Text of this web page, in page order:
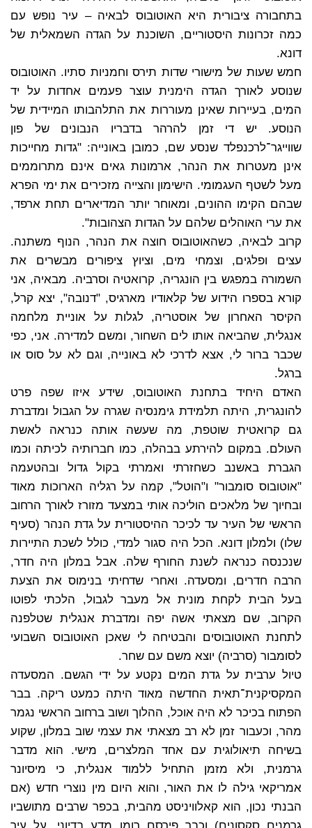
בתחבורה ציבורית היא האוטובוס לבאיה – עיר נופש עם
כמה זכרונות היסטוריים, השוכנת על הגדה השמאלית של
דונא.
חמש שעות של מישורי שדות תירס וחמניות סתיו. האוטובוס
שנוסע לאורך הגדה הימנית עוצר פעמים אחדות על יד
המים, בעיירות שאינן מעוררות את התלהבותו המיידית של
הנוסע. יש די זמן להרהר בדבריו הנבונים של פון
שווייגר־לרכנפלד שנסע שם, כמובן באונייה: "גדות מחייכות
אינן מעטרות את הנהר, ארמונות גאים אינם מתרוממים
מעל לשטף העגמומי. הישימון והצייה מזכירים את ימי הפרא
שבהם הקימו ההונים, ומאוחר יותר המדיארים תחת ארפד,
את ערי האוהלים שלהם על הגדות הצהובות".
קרוב לבאיה, כשהאוטובוס חוצה את הנהר, הנוף משתנה.
עצים ופלגים, וצמחי מים, וציוץ ציפורים מבשרים את
השמורה במפגש בין הונגריה, קרואטיה וסרביה. מבאיה, אני
קורא בספרו הידוע של קלאודיו מארגיס, "דנובה", יצא קרל,
הקיסר האחרון של אוסטריה, לגלות על אוניית מלחמה
אנגלית, שהביאה אותו לים השחור, ומשם למדירה. אני, כפי
שכבר ברור לי, אצא לדרכי לא באונייה, וגם לא על סוס או
ברגל.
האדם היחיד בתחנת האוטובוס, שידע איזו שפה פרט
להונגרית, היתה תלמידת גימנסיה שגרה על הגבול ומדברת
גם קרואטית שוטפת, מה שעשה אותה כנראה לאשת
העולם. במקום להירתע בבהלה, כמו חברותיה לכיתה וכמו
הגברת באשנב כשחזרתי ואמרתי בקול גדול ובהטעמה
"אוטובוס סומבור" ו"הוטל", קמה על רגליה הארוכות מאוד
ובחיוך של מלאכים הוליכה אותי במצעד מזורז לאורך הרחוב
הראשי של העיר עד לכיכר ההיסטורית על גדת הנהר (סעיף
שלו) ולמלון דונא. הכל היה סגור למדי, כולל לשכת התיירות
שנכנסה כנראה לשנת החורף שלה. אבל במלון היה חדר,
הרבה חדרים, ומסעדה. ואחרי שדחיתי בנימוס את הצעת
בעל הבית לקחת מונית אל מעבר לגבול, הלכתי לפוטו
הקרוב, שם מצאתי אשה יפה ומדברת אנגלית שטלפנה
לתחנת האוטובוסים והבטיחה לי שאכן האוטובוס השבועי
לסומבור (סרביה) יוצא משם עם שחר.
טיול ערבית על גדת המים נקטע על ידי הגשם. המסעדה
המקסיקנית־תאית החדשה מאוד היתה כמעט ריקה. בבר
הפתוח בכיכר לא היה אוכל, ההלוך ושוב ברחוב הראשי נגמר
מהר, וכעבור זמן לא רב מצאתי את עצמי שוב במלון, שקוע
בשיחה תיאולוגית עם אחד המלצרים, מישי. הוא מדבר
גרמנית, ולא מזמן התחיל ללמוד אנגלית, כי מיסיונר
אמריקאי גילה לו את האור, והוא היום מין נוצרי חדש (אם
הבנתי נכון, הוא קאלוויניסט מהבית, בכפר שרבים מתושביו